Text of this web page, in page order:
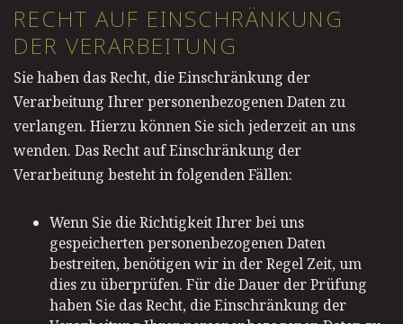
RECHT AUF EINSCHRÄNKUNG
DER VERARBEITUNG
Sie haben das Recht, die Einschränkung der
Verarbeitung Ihrer personenbezogenen Daten zu
verlangen. Hierzu können Sie sich jederzeit an uns
wenden. Das Recht auf Einschränkung der
Verarbeitung besteht in folgenden Fällen:
Wenn Sie die Richtigkeit Ihrer bei uns
gespeicherten personenbezogenen Daten
bestreiten, benötigen wir in der Regel Zeit, um
dies zu überprüfen. Für die Dauer der Prüfung
haben Sie das Recht, die Einschränkung der